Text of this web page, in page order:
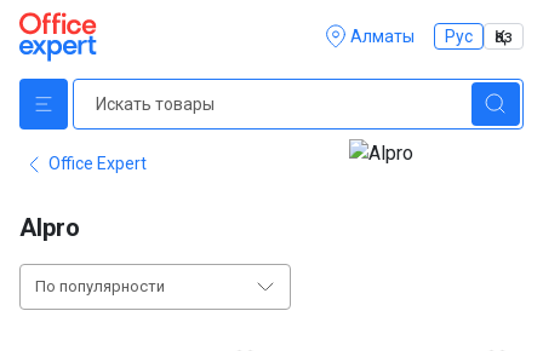
Алматы Рус Қаз
Office Expert
Alpro
По популярности